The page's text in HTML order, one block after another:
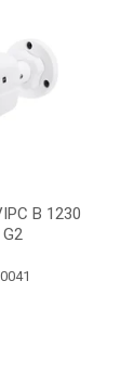
B 1230